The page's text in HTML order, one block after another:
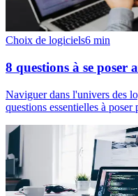
Choix de logiciels6 min
8 questions à se poser
Naviguer dans l'univers des
questions essentielles à